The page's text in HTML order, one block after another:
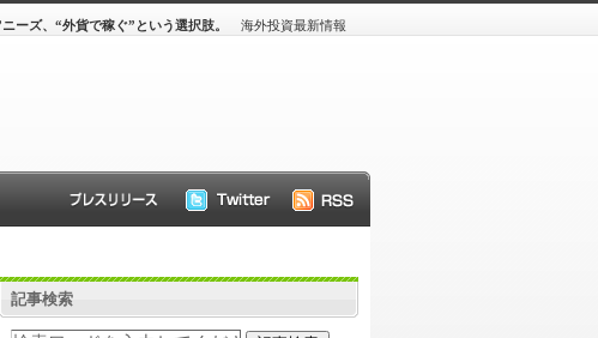
海外投資最新情報
ーズ、“外貨で稼ぐ”という選択肢。
記事検索